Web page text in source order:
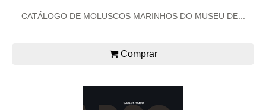
CATÁLOGO DE MOLUSCOS MARINHOS DO MUSEU DE...
Comprar